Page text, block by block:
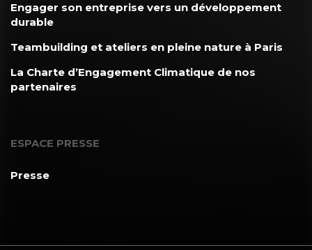
Engager son entreprise vers un développement
durable
Teambuilding et ateliers en pleine nature à Paris
La Charte d’Engagement Climatique de nos
partenaires
ESPACE PRESSE
Presse